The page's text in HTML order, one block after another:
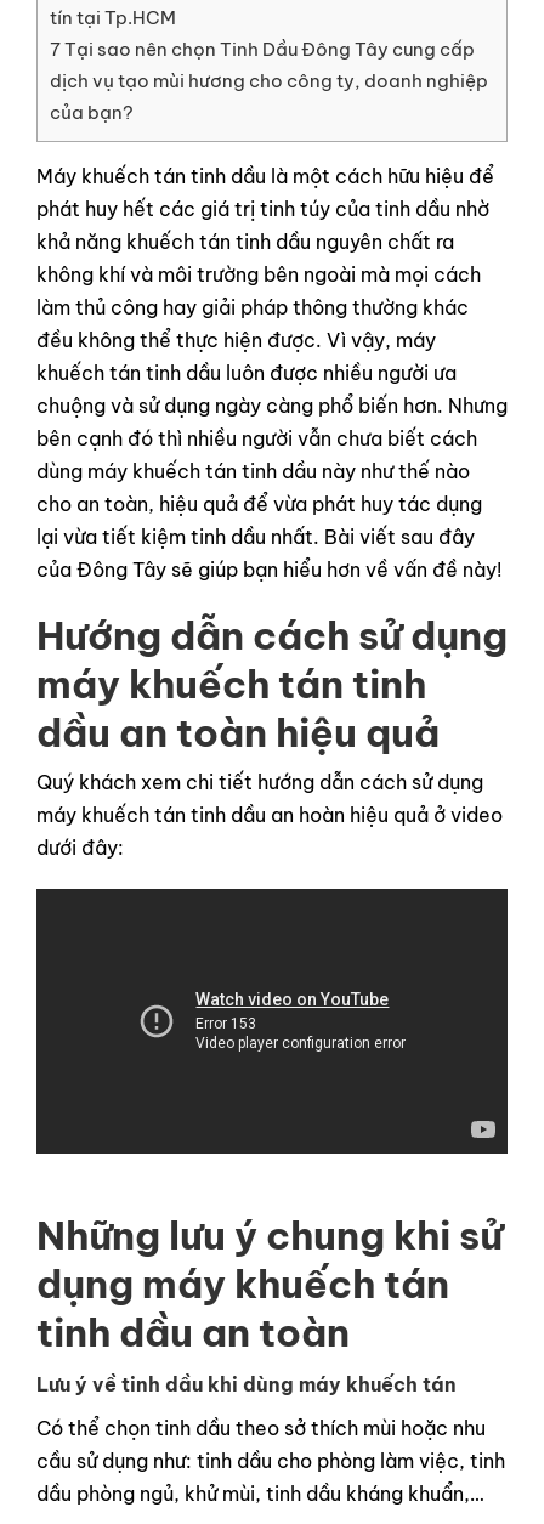
tín tại Tp.HCM
7Tại sao nên chọn Tinh Dầu Đông Tây cung cấp
dịch vụ tạo mùi hương cho công ty, doanh nghiệp
của bạn?
Máy khuếch tán tinh dầu là một cách hữu hiệu để
phát huy hết các giá trị tinh túy của tinh dầu nhờ
khả năng khuếch tán tinh dầu nguyên chất ra
không khí và môi trường bên ngoài mà mọi cách
làm thủ công hay giải pháp thông thường khác
đều không thể thực hiện được. Vì vậy, máy
khuếch tán tinh dầu luôn được nhiều người ưa
chuộng và sử dụng ngày càng phổ biến hơn. Nhưng
bên cạnh đó thì nhiều người vẫn chưa biết cách
dùng máy khuếch tán tinh dầu này như thế nào
cho an toàn, hiệu quả để vừa phát huy tác dụng
lại vừa tiết kiệm tinh dầu nhất. Bài viết sau đây
của Đông Tây sẽ giúp bạn hiểu hơn về vấn đề này!
Hướng dẫn cách sử dụng
máy khuếch tán tinh
dầu an toàn hiệu quả
Quý khách xem chi tiết hướng dẫn cách sử dụng
máy khuếch tán tinh dầu an hoàn hiệu quả ở video
dưới đây:
Những lưu ý chung khi sử
dụng máy khuếch tán
tinh dầu an toàn
Lưu ý về tinh dầu khi dùng máy khuếch tán
Có thể chọn tinh dầu theo sở thích mùi hoặc nhu
cầu sử dụng như: tinh dầu cho phòng làm việc, tinh
dầu phòng ngủ, khử mùi, tinh dầu kháng khuẩn,…